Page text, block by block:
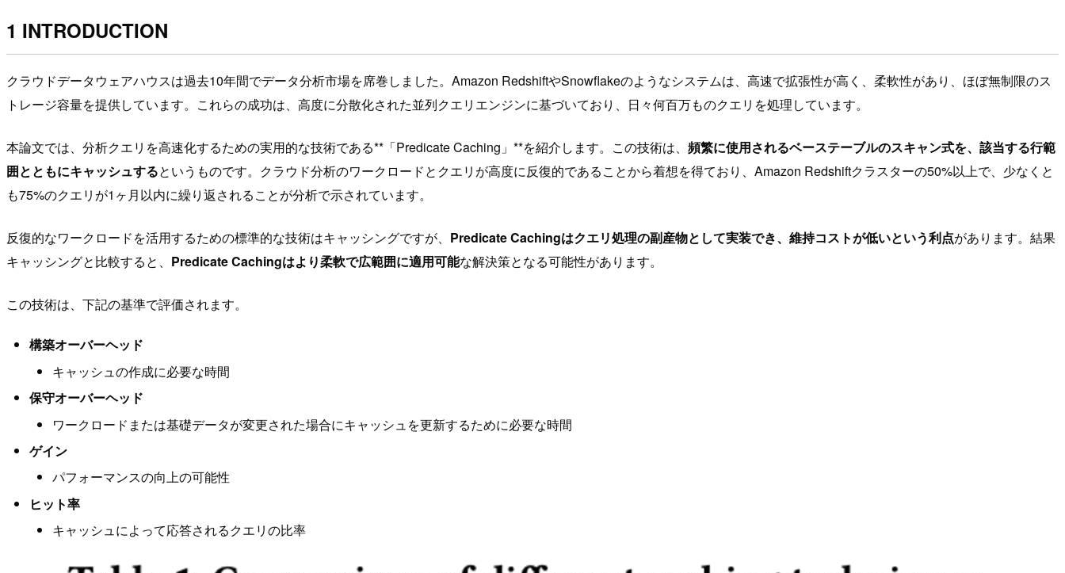
1 INTRODUCTION
クラウドデータウェアハウスは過去10年間でデータ分析市場を席巻しました。Amazon RedshiftやSnowflakeのようなシステムは、高速で拡張性が高く、柔軟性があり、ほぼ無制限のス
トレージ容量を提供しています。これらの成功は、高度に分散化された並列クエリエンジンに基づいており、日々何百万ものクエリを処理しています。
本論文では、分析クエリを高速化するための実用的な技術である**「Predicate Caching」**を紹介します。この技術は、 頻繁に使用されるベーステーブルのスキャン式を、該当する行範
囲とともにキャッシュするというものです。クラウド分析のワークロードとクエリが高度に反復的であることから着想を得ており、Amazon Redshiftクラスターの50%以上で、少なくと
も75%のクエリが1ヶ月以内に繰り返されることが分析で示されています。
反復的なワークロードを活用するための標準的な技術はキャッシングですが、 Predicate Cachingはクエリ処理の副産物として実装でき、維持コストが低いという利点があります。結果
キャッシングと比較すると、 Predicate Cachingはより柔軟で広範囲に適用可能な解決策となる可能性があります。
この技術は、下記の基準で評価されます。
構築オーバーヘッド
キャッシュの作成に必要な時間
保守オーバーヘッド
ワークロードまたは基礎データが変更された場合にキャッシュを更新するために必要な時間
ゲイン
パフォーマンスの向上の可能性
ヒット率
キャッシュによって応答されるクエリの比率